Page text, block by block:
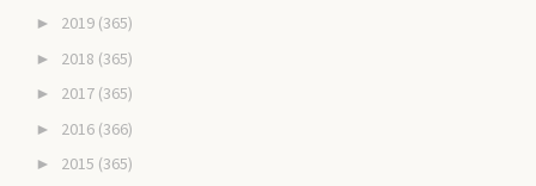
► 2019 (365)
► 2018 (365)
► 2017 (365)
► 2016 (366)
► 2015 (365)